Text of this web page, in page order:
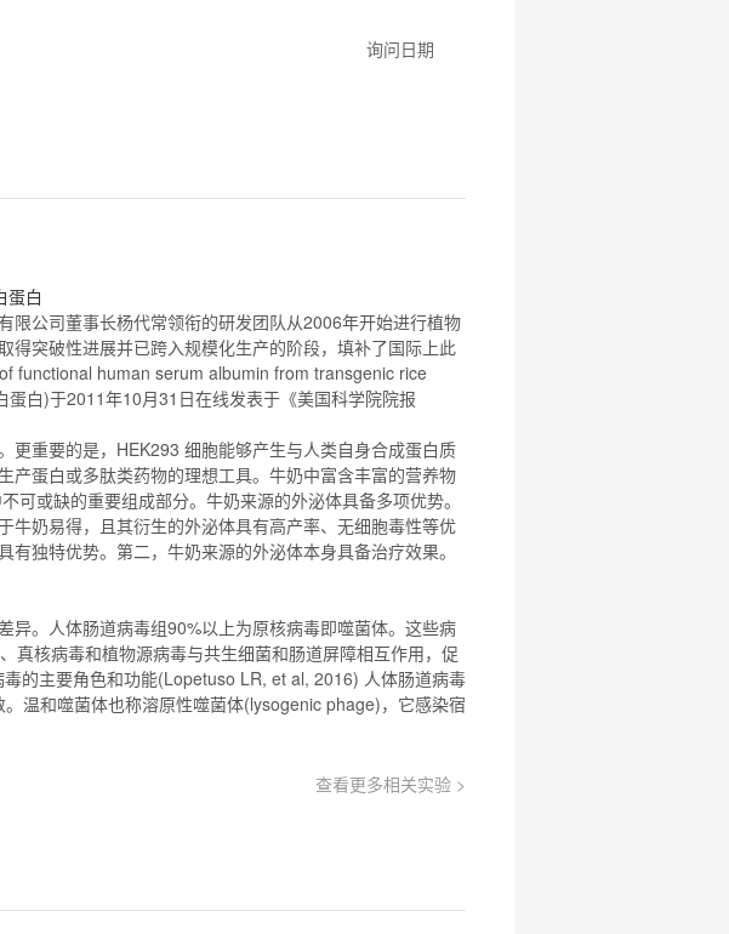
询问日期
蛋白
限公司董事长杨代常领衔的研发团队从2006年开始进行植物
得突破性进展并已跨入规模化生产的阶段，填补了国际上此
functional human serum albumin from transgenic rice
蛋白)于2011年10月31日在线发表于《美国科学院院报
更重要的是，HEK293 细胞能够产生与人类自身合成蛋白质
产蛋白或多肽类药物的理想工具。牛奶中富含丰富的营养物
可或缺的重要组成部分。牛奶来源的外泌体具备多项优势。
牛奶易得，且其衍生的外泌体具有高产率、无细胞毒性等优
有独特优势。第二，牛奶来源的外泌体本身具备治疗效果。
异。人体肠道病毒组90%以上为原核病毒即噬菌体。这些病
真核病毒和植物源病毒与共生细菌和肠道屏障相互作用，促
的主要角色和功能(Lopetuso LR, et al, 2016) 人体肠道病毒
温和噬菌体也称溶原性噬菌体(lysogenic phage)，它感染宿
查看更多相关实验 >